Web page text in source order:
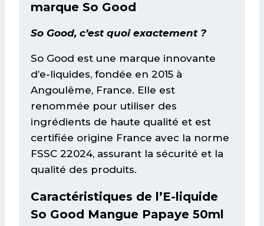
marque So Good
So Good, c’est quoi exactement ?
So Good est une marque innovante
d’e-liquides, fondée en 2015 à
Angoulême, France. Elle est
renommée pour utiliser des
ingrédients de haute qualité et est
certifiée origine France avec la norme
FSSC 22024, assurant la sécurité et la
qualité des produits.
Caractéristiques de l’E-liquide
So Good Mangue Papaye 50ml